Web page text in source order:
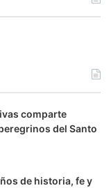
comparte
del Santo
de historia, fe y